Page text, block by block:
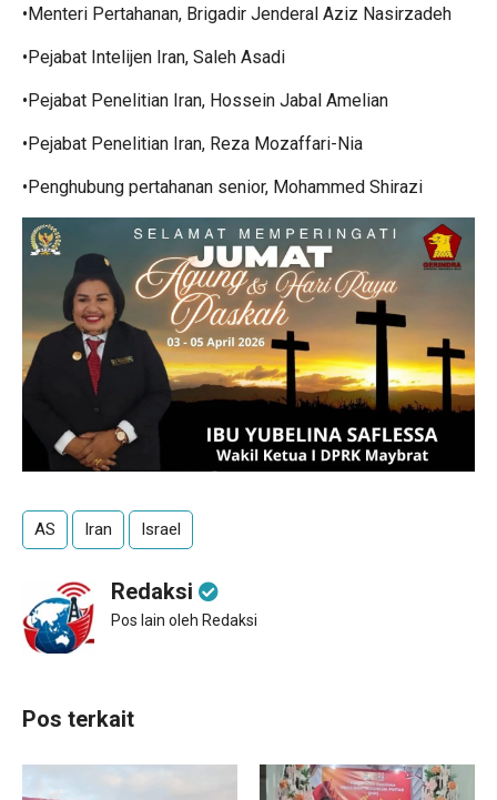
•Menteri Pertahanan, Brigadir Jenderal Aziz Nasirzadeh
•Pejabat Intelijen Iran, Saleh Asadi
•Pejabat Penelitian Iran, Hossein Jabal Amelian
•Pejabat Penelitian Iran, Reza Mozaffari-Nia
•Penghubung pertahanan senior, Mohammed Shirazi
AS Iran Israel
Redaksi
Pos lain oleh Redaksi
Pos terkait